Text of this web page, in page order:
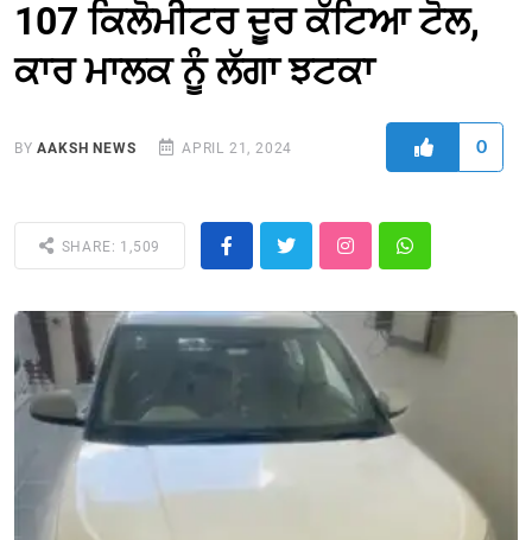
107 ਕਿਲੋਮੀਟਰ ਦੂਰ ਕੱਟਿਆ ਟੋਲ,
ਕਾਰ ਮਾਲਕ ਨੂੰ ਲੱਗਾ ਝਟਕਾ
BYAAKSH NEWS APRIL 21, 2024 0
SHARE: 1,509